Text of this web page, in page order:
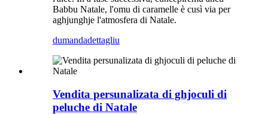
Babbu Natale, l'omu di caramelle è cusì via per
aghjunghje l'atmosfera di Natale.
dumandadettagliu
Vendita persunalizata di ghjoculi di
peluche di Natale